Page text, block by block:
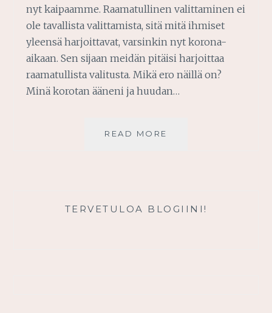
nyt kaipaamme. Raamatullinen valittaminen ei
ole tavallista valittamista, sitä mitä ihmiset
yleensä harjoittavat, varsinkin nyt korona-
aikaan. Sen sijaan meidän pitäisi harjoittaa
raamatullista valitusta. Mikä ero näillä on?
Minä korotan ääneni ja huudan…
READ MORE
TERVETULOA BLOGIINI!